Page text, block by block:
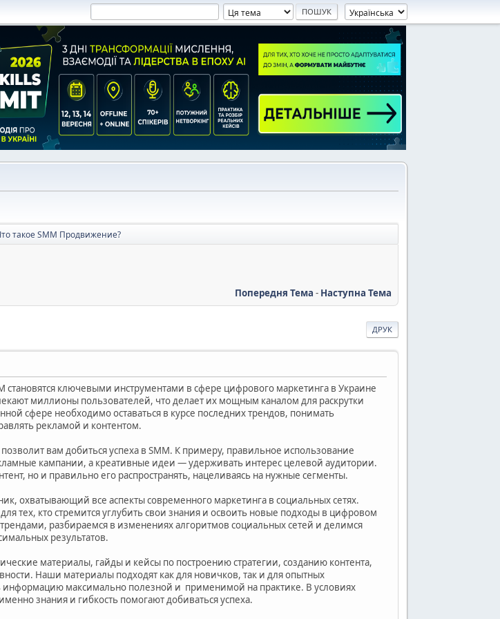
такое SMM Продвижение?
Попередня Тема - Наступна Тема
ДРУК
становятся ключевыми инструментами в сфере цифрового маркетинга в Украине
миллионы пользователей, что делает их мощным каналом для раскрутки
сфере необходимо оставаться в курсе последних трендов, понимать
рекламой и контентом.
вам добиться успеха в SMM. К примеру, правильное использование
кампании, а креативные идеи — удерживать интерес целевой аудитории.
но и правильно его распространять, нацеливаясь на нужные сегменты.
охватывающий все аспекты современного маркетинга в социальных сетях.
тех, кто стремится углубить свои знания и освоить новые подходы в цифровом
разбираемся в изменениях алгоритмов социальных сетей и делимся
результатов.
материалы, гайды и кейсы по построению стратегии, созданию контента,
Наши материалы подходят как для новичков, так и для опытных
информацию максимально полезной и применимой на практике. В условиях
знания и гибкость помогают добиваться успеха.